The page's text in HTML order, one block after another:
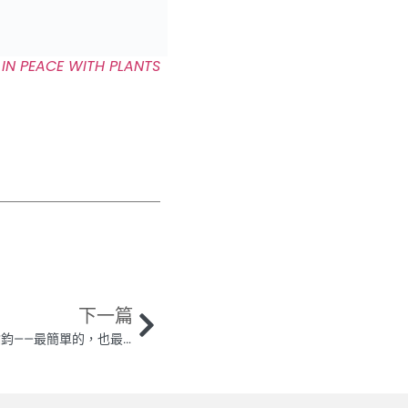
PEACE WITH PLANTS
下一篇
【從呼吸找到自己的無可限量】王榆鈞——最簡單的，也最難